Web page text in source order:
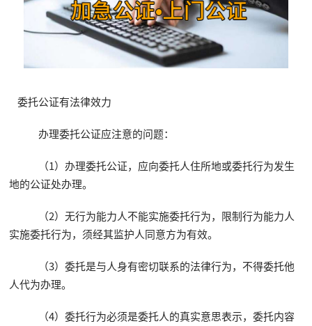
委托公证有法律效力
办理委托公证应注意的问题：
（1）办理委托公证，应向委托人住所地或委托行为发生
地的公证处办理。
（2）无行为能力人不能实施委托行为，限制行为能力人
实施委托行为，须经其监护人同意方为有效。
（3）委托是与人身有密切联系的法律行为，不得委托他
人代为办理。
（4）委托行为必须是委托人的真实意思表示，委托内容